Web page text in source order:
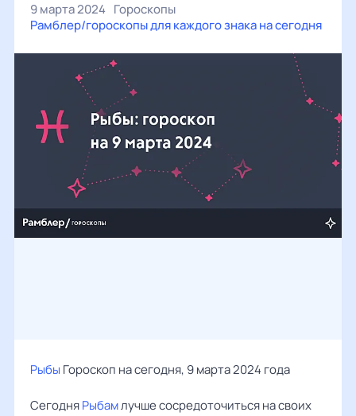
9 марта 2024 Гороскопы
Рамблер/гороскопы для каждого знака на сегодня
Рыбы Гороскоп на сегодня, 9 марта 2024 года
СегодняРыбамлучше сосредоточиться на своих